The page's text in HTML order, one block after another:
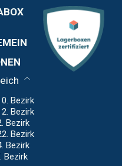
Bezirk
Bezirk
Bezirk
Bezirk
Bezirk
Bezirk